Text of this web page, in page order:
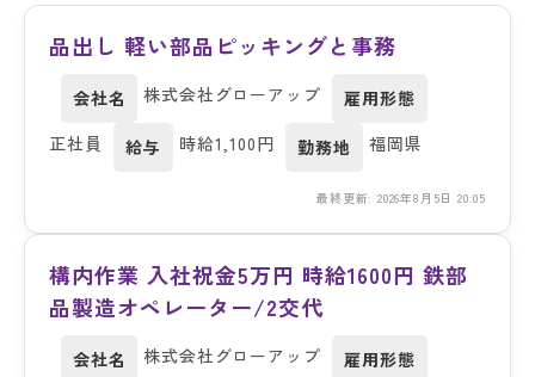
品出し 軽い部品ピッキングと事務
会社名 株式会社グローアップ
雇用形態
正社員
給与 時給1,100円 勤務地 福岡県
最終更新: 2026年8月5日 20:05
構内作業 入社祝金5万円 時給1600円 鉄部
品製造オペレーター/2交代
会社名 株式会社グローアップ
雇用形態